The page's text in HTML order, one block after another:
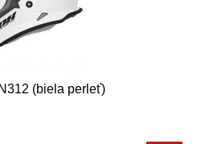
(biela perleť)